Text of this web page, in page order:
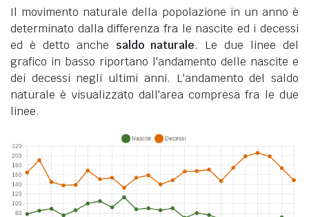
Il movimento naturale della popolazione in un anno è
determinato dalla differenza fra le nascite ed i decessi
ed è detto anche saldo naturale. Le due linee del
grafico in basso riportano l'andamento delle nascite e
dei decessi negli ultimi anni. L'andamento del saldo
naturale è visualizzato dall'area compresa fra le due
linee.